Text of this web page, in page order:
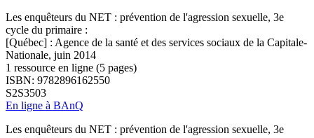
Les enquêteurs du NET : prévention de l'agression sexuelle, 3e
cycle du primaire :
[Québec] : Agence de la santé et des services sociaux de la Capitale-
Nationale, juin 2014
1 ressource en ligne (5 pages)
ISBN: 9782896162550
S2S3503
En ligne à BAnQ
Les enquêteurs du NET : prévention de l'agression sexuelle, 3e